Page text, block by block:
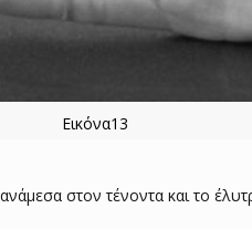
Εικόνα13
στον τένοντα και το